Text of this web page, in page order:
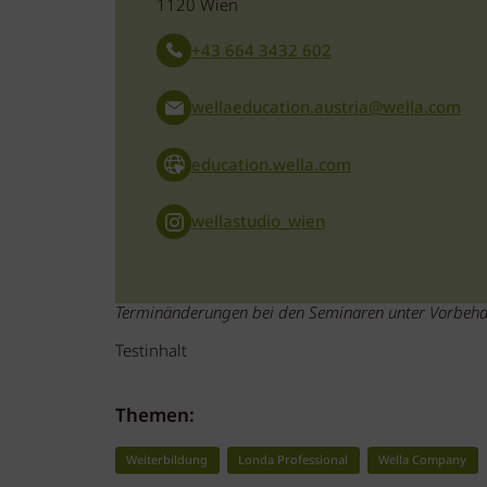
1120 Wien
+43 664 3432 602
wellaeducation.austria@wella.com
education.wella.com
wellastudio_wien
Terminänderungen bei den Seminaren unter
Testinhalt
Themen:
Weiterbildung Londa Professional Wella Company